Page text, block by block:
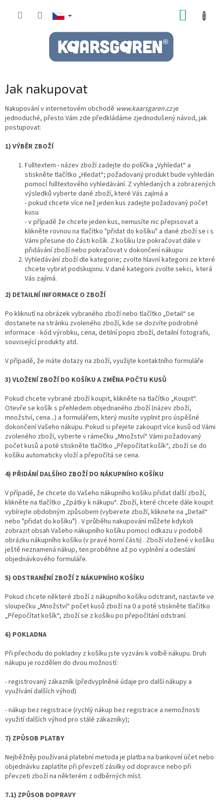
Jak nakupovat
Nakupování v internetovém obchodě www.kaarsgaren.czje
jednoduché, přesto Vám zde předkládáme zjednodušený návod, jak
postupovat:
1) VÝBĚR ZBOŽÍ
Fulltextem - název zboží zadejte do políčka „Vyhledat“ a
stiskněte tlačítko „Hledat“; požadovaný produkt bude vyhledán
pomocí fulltextového vyhledávání. Z vyhledaných a zobrazených
výsledků vyberte dané zboží, které Vás zajímá a
- pokud chcete více než jeden kus zadejte požadovaný počet
kusu
- v případě že chcete jeden kus, nemusíte nic přepisovat a
klikněte rovnou na tlačítko "přidat do košíku" a dané zboží se i s
Vámi přesune do části košík. Z košíku lze pokračovat dále v
přidávání zboží nebo pokračovat v dokončení nákupu
Vyhledávání zboží dle kategorie; zvolte hlavní kategorii ze které
chcete vybrat podskupinu. V dané kategorii zvolte sekci, která
Vás zajímá.
2) DETAILNÍ INFORMACE O ZBOŽÍ
Po kliknutí na obrázek vybraného zboží nebo tlačítko „Detail“ se
dostanete na stránku zvoleného zboží, kde se dozvíte podrobné
informace - kód výrobku, cena, detilní popis zboží, detailní fotografii,
související produkty atd.
V případě, že máte dotazy na zboží, využijte kontaktního formuláře
3) VLOŽENÍ ZBOŽÍ DO KOŠÍKU A ZMĚNA POČTU KUSŮ
Pokud chcete vybrané zboží koupit, klikněte na tlačítko „Koupit“.
Otevře se košík s přehledem objednaného zboží (název zboží,
množství, cena...) a formulářem, který musíte vyplnit pro úspěšné
dokončení Vašeho nákupu. Pokud si přejete zakoupit více kusů od Vámi
zvoleného zboží, vyberte v rámečku „Množství“ Vámi požadovaný
počet kusů a poté stiskněte tlačítko „Přepočítat košík“, zboží se do
košíku automaticky vloží a přepočítá se cena.
4) PŘIDÁNÍ DALŠÍHO ZBOŽÍ DO NÁKUPNÍHO KOŠÍKU
V případě, že chcete do Vašeho nákupního košíku přidat další zboží,
klikněte na tlačítko „Zpátky k nákupu“. Zboží, které chcete dále koupit
vybírejte obdobným způsobem (vyberete zboží, kliknete na „Detail“
nebo "přidat do košíku") . V průběhu nakupování můžete kdykoli
zobrazit obsah Vašeho nákupního košíku pomocí odkazu v podobě
obrázku nákupního košíku (v pravé horní části) . Zboží vložené v košíku
ještě neznamená nákup, ten proběhne až po vyplnění a odeslání
objednávkového formuláře.
5) ODSTRANĚNÍ ZBOŽÍ Z NÁKUPNÍHO KOŠÍKU
Pokud chcete některé zboží z nákupního košíku odstranit, nastavte ve
sloupečku „Množství“ počet kusů zboží na 0 a poté stiskněte tlačítko
„Přepočítat košík“, zboží se z košíku po přepočítání odstraní.
6) POKLADNA
Při přechodu do pokladny z košíku jste vyzváni k volbě nákupu. Druh
nákupu je rozdělen do dvou možností:
- registrovaný zákazník (předvyplněné údaje pro další nákupy a
využívání dalších výhod)
- nákup bez registrace (rychlý nákup bez registrace a nemožnosti
využití dalších výhod pro stálé zákazníky);
7) ZPŮSOB PLATBY
Nejběžněji používaná platební metoda je platba na bankovní účet nebo
objednávku zaplatíte při převzetí zásilky od dopravce nebo při
převzeti zboží na některém z odběrných míst.
7.1) ZPŮSOB DOPRAVY